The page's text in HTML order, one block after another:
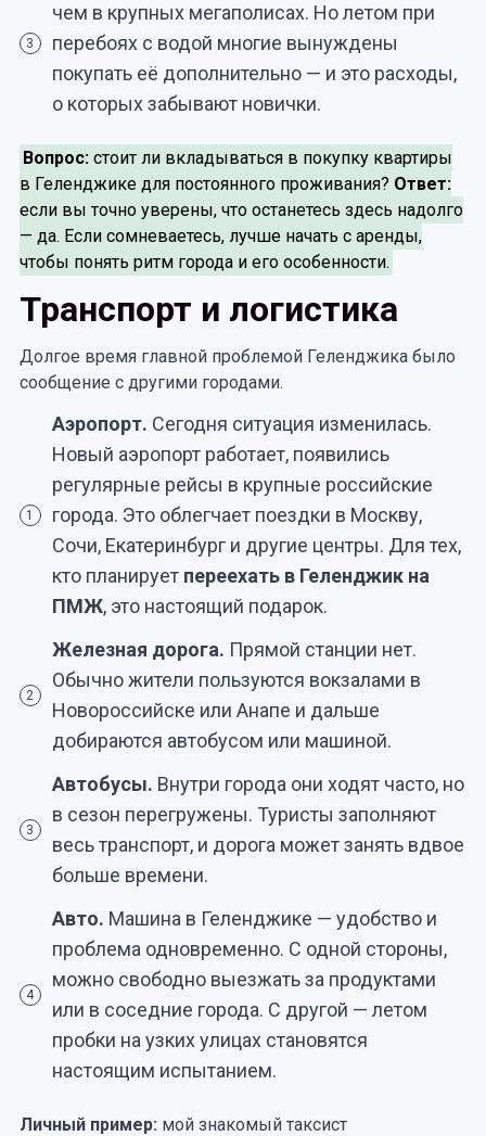
3
чем в крупных мегаполисах. Но летом при
перебоях с водой многие вынуждены
покупать её дополнительно — и это расходы,
о которых забывают новички.
Вопрос: стоит ли вкладываться в покупку квартиры
в Геленджике для постоянного проживания? Ответ:
если вы точно уверены, что останетесь здесь надолго
— да. Если сомневаетесь, лучше начать с аренды,
чтобы понять ритм города и его особенности.
Транспорт и логистика
Долгое время главной проблемой Геленджика было
сообщение с другими городами.
1
Аэропорт. Сегодня ситуация изменилась.
Новый аэропорт работает, появились
регулярные рейсы в крупные российские
города. Это облегчает поездки в Москву,
Сочи, Екатеринбург и другие центры. Для тех,
кто планирует переехать в Геленджик на
ПМЖ, это настоящий подарок.
2
Железная дорога. Прямой станции нет.
Обычно жители пользуются вокзалами в
Новороссийске или Анапе и дальше
добираются автобусом или машиной.
3
Автобусы. Внутри города они ходят часто, но
в сезон перегружены. Туристы заполняют
весь транспорт, и дорога может занять вдвое
больше времени.
4
Авто. Машина в Геленджике — удобство и
проблема одновременно. С одной стороны,
можно свободно выезжать за продуктами
или в соседние города. С другой — летом
пробки на узких улицах становятся
настоящим испытанием.
Личный пример: мой знакомый таксист